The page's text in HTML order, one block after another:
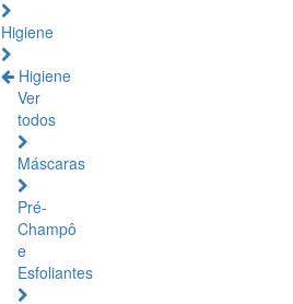
Higiene
Higiene
Ver
todos
Máscaras
Pré-
Champô
e
Esfoliantes